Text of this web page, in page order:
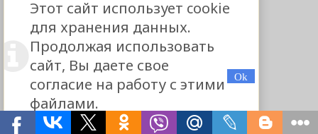
Этот сайт использует cookie
для хранения данных.
Продолжая использовать
сайт, Вы даете свое
согласие на работу с этими
файлами.